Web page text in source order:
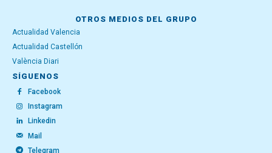
OTROS MEDIOS DEL GRUPO
Actualidad Valencia
Actualidad Castellón
València Diari
SÍGUENOS
Facebook
Instagram
Linkedin
Mail
Telegram